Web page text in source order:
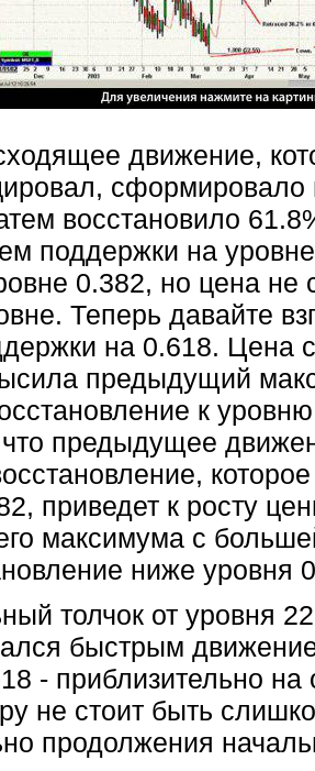
движение,
сформировало
восстановило
поддержки на
0.382, но цена не
Теперь давайте
на 0.618. Цена
предыдущий
к
что предыдущее
приведет к росту
максимума с
ниже уровня
толчок от уровня
быстрым
- приблизительно на
не стоит быть
продолжения